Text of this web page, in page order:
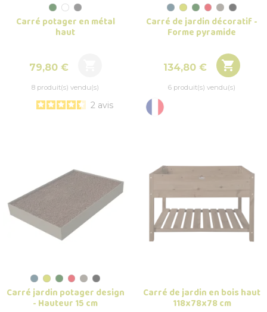
Carré potager en métal
haut
Prix
79,80 €
8 produit(s) vendu(s)
2 avis
Carré de jardin décoratif -
Forme pyramide
Prix
134,80 € 
6 produit(s) vendu(s)
Carré jardin potager design
- Hauteur 15 cm
Carré de jardin en bois haut
118x78x78 cm